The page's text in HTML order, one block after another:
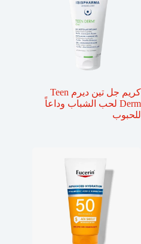
كريم جل تين ديرم Teen
Derm لحب الشباب وداعاً
للحبوب